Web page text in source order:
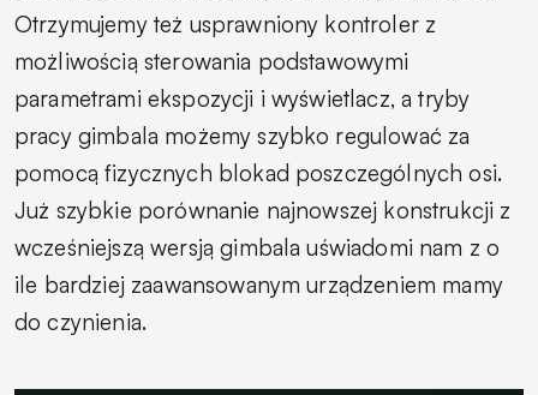
Otrzymujemy też usprawniony kontroler z
możliwością sterowania podstawowymi
parametrami ekspozycji i wyświetlacz, a tryby
pracy gimbala możemy szybko regulować za
pomocą fizycznych blokad poszczególnych osi.
Już szybkie porównanie najnowszej konstrukcji z
wcześniejszą wersją gimbala uświadomi nam z o
ile bardziej zaawansowanym urządzeniem mamy
do czynienia.